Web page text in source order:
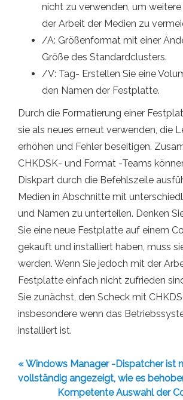
nicht zu verwenden, um
der Arbeit der Medien zu
/A: Größenformat mit einer
Größe des Standardclusters.
/V: Tag- Erstellen Sie eine
den Namen der Festplatte.
Durch die Formatierung einer
sie als neues erneut verwenden, die
erhöhen und Fehler beseitigen.
CHKDSK- und Format -Teams
Diskpart durch die Befehlszeile
Medien in Abschnitte mit
und Namen zu unterteilen. Denken
Sie eine neue Festplatte auf einem
gekauft und installiert haben, muss
werden. Wenn Sie jedoch mit der
Festplatte einfach nicht zufrieden
Sie zunächst, den Scheck mit
insbesondere wenn das
installiert ist.
« Windows Manager -Dispatcher ist
vollständig angezeigt, wie es
Kompetente Auswahl der